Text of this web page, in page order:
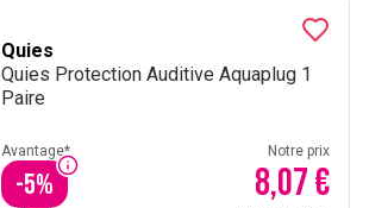
Quies
Quies Protection Auditive Aquaplug 1
Paire
Avantage*
-5%
Notre prix
8,07 €